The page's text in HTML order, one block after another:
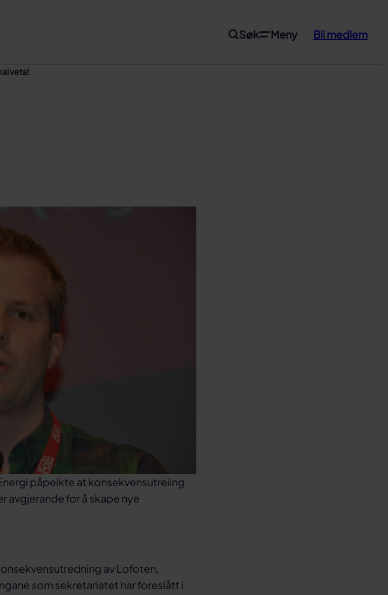
Søk Meny Bli medlem
veta!
påpeikte at konsekvensutreiing
avgjerande for å skape nye
av Lofoten,
som sekretariatet har foreslått i